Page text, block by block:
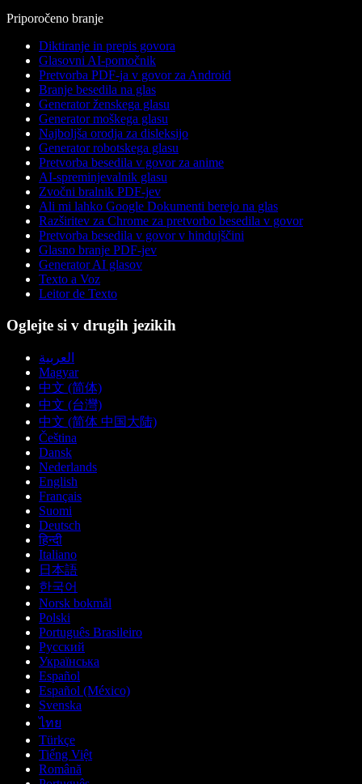
Priporočeno branje
Diktiranje in prepis govora
Glasovni AI-pomočnik
Pretvorba PDF-ja v govor za Android
Branje besedila na glas
Generator ženskega glasu
Generator moškega glasu
Najboljša orodja za disleksijo
Generator robotskega glasu
Pretvorba besedila v govor za anime
AI-spreminjevalnik glasu
Zvočni bralnik PDF-jev
Ali mi lahko Google Dokumenti berejo na glas
Razširitev za Chrome za pretvorbo besedila v govor
Pretvorba besedila v govor v hindujščini
Glasno branje PDF-jev
Generator AI glasov
Texto a Voz
Leitor de Texto
Oglejte si v drugih jezikih
العربية
Magyar
中文 (简体)
中文 (台灣)
中文 (简体 中国大陆)
Čeština
Dansk
Nederlands
English
Français
Suomi
Deutsch
हिन्दी
Italiano
日本語
한국어
Norsk bokmål
Polski
Português Brasileiro
Русский
Українська
Español
Español (México)
Svenska
ไทย
Türkçe
Tiếng Việt
Română